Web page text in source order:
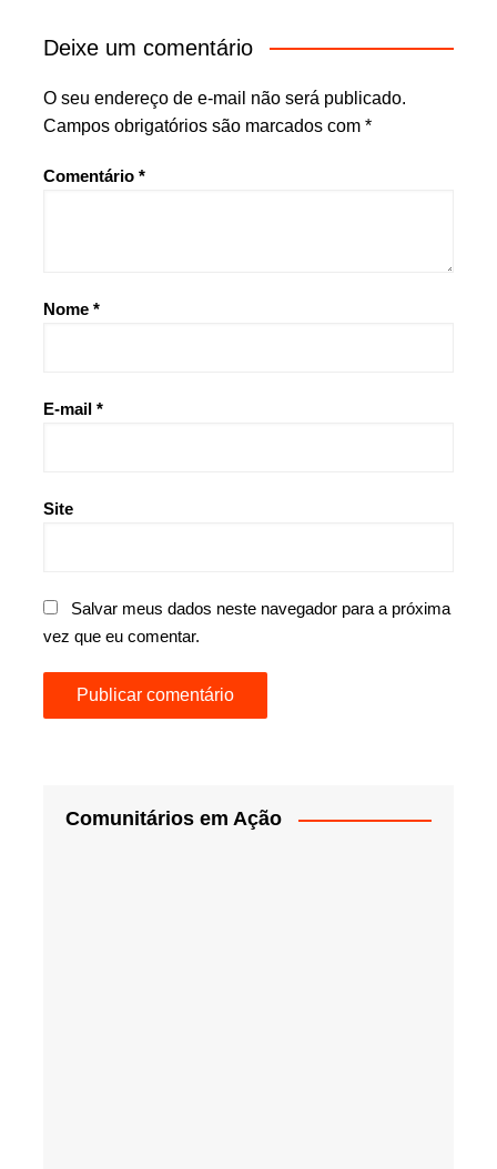
Deixe um comentário
O seu endereço de e-mail não será publicado.
Campos obrigatórios são marcados com *
Comentário *
Nome *
E-mail *
Site
Salvar meus dados neste navegador para a próxima
vez que eu comentar.
Comunitários em Ação